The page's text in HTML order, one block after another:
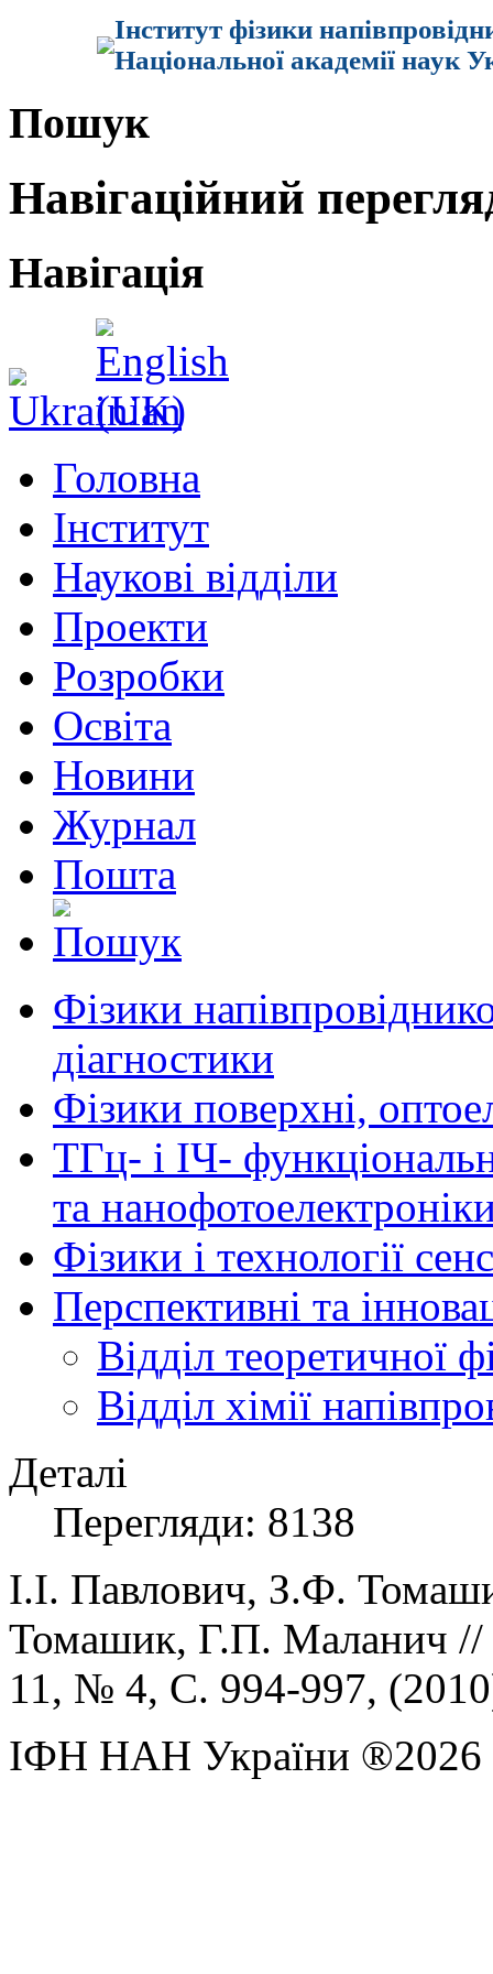
Інститут фізики
Національної академії наук
Пошук
Навігаційний
Навігація
Головна
Інститут
Наукові відділи
Проекти
Розробки
Освіта
Новини
Журнал
Пошта
Фізики
діагностики
Фізики поверхні,
ТГц- і ІЧ-
та
Фізики і технології
Перспективні та
Відділ теоретичної
Відділ хімії
Деталі
Перегляди: 8138
І.І. Павлович, З.Ф.
Томашик, Г.П. Маланич //
11, № 4, С. 994-997, (20
ІФН НАН України ®2026